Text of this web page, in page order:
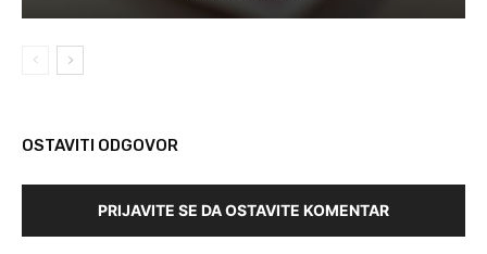
OSTAVITI ODGOVOR
PRIJAVITE SE DA OSTAVITE KOMENTAR